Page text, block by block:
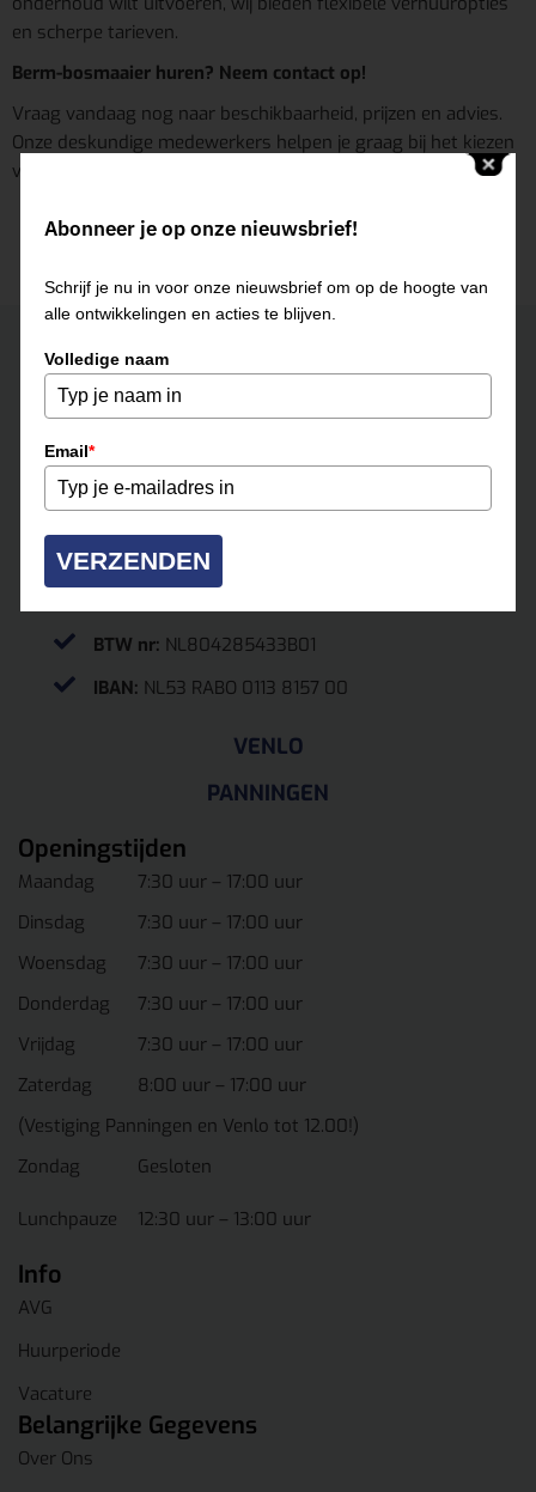
en scherpe tarieven.
Berm-bosmaaier huren? Neem contact op!
Vraag vandaag nog naar beschikbaarheid, prijzen en advies.
Onze deskundige medewerkers helpen je graag bij het kiezen
van de juiste machine voor jouw project.
Neem contact op
ROERMOND
VENLO
PANNINGEN
0475-331500
roermond@multihuur.nl
Jules Breukersstraat 15-17
6041 BP Roermond
BTW nr: NL804285433B01
IBAN: NL53 RABO 0113 8157 00
Openingstijden
Maandag
7:30 uur – 17:00 uur
Dinsdag
7:30 uur – 17:00 uur
Woensdag
7:30 uur – 17:00 uur
Donderdag
7:30 uur – 17:00 uur
Vrijdag
7:30 uur – 17:00 uur
Zaterdag
8:00 uur – 17:00 uur
(Vestiging Panningen en Venlo tot 12.00!)
Zondag
Gesloten
Lunchpauze 12:30 uur – 13:00 uur
Info
AVG
Huurperiode
Vacature
Belangrijke Gegevens
Over Ons
Abonneer je op onze nieuwsbrief!
Schrijf je nu in voor onze nieuwsbrief om op de hoogte van
alle ontwikkelingen en acties te blijven.
Volledige naam
Email*
VERZENDEN